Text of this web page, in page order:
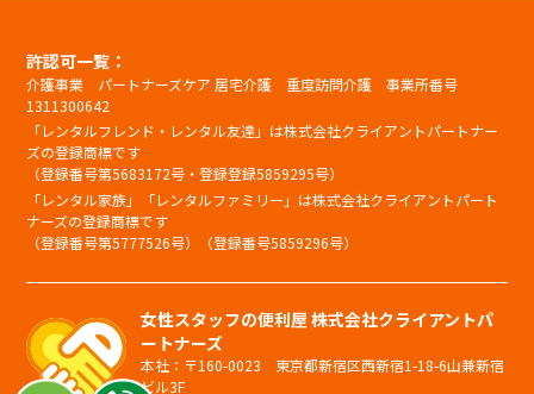
許認可一覧：
介護事業 パートナーズケア 居宅介護 重度訪問介護 事業所番号
1311300642
「レンタルフレンド・レンタル友達」は株式会社クライアントパートナー
ズの登録商標です
（登録番号第5683172号・登録登録5859295号）
「レンタル家族」「レンタルファミリー」は株式会社クライアントパート
ナーズの登録商標です
（登録番号第5777526号）（登録番号5859296号）
女性スタッフの便利屋 株式会社クライアントパ
ートナーズ
本社：〒160-0023 東京都新宿区西新宿1-18-6山兼新宿
ビル3F